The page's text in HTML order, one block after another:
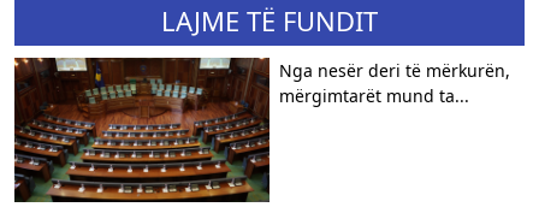
LAJME TË FUNDIT
Nga nesër deri të mërkurën,
mërgimtarët mund ta...